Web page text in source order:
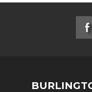
SOCIAL LINKS